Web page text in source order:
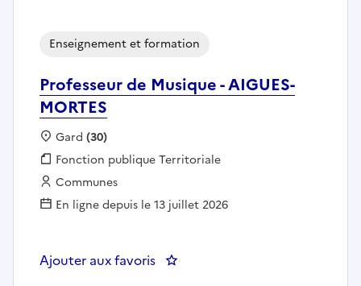
Professeur de Musique - AIGUES-
MORTES
Enseignement et formation
Localisation :
Gard (30)
Fonction publique :
Fonction publique Territoriale
Employeur :
Communes
En ligne depuis le 13 juillet 2026
Ajouter aux favoris : Professeur de Musique -